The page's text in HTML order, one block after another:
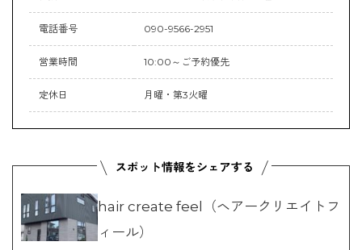
電話番号 090-9566-2951
営業時間 10:00～ご予約優先
定休日 月曜・第3火曜
hair create feel（ヘアークリエイトフ
ィール）